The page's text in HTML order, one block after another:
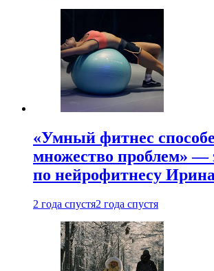
«Умный фитнес
множество проблем» —
по нейрофитнесу
2 года спустя2 года спустя